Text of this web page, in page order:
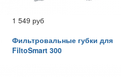
1 549 руб
Фильтровальные губки для
FiltoSmart 300